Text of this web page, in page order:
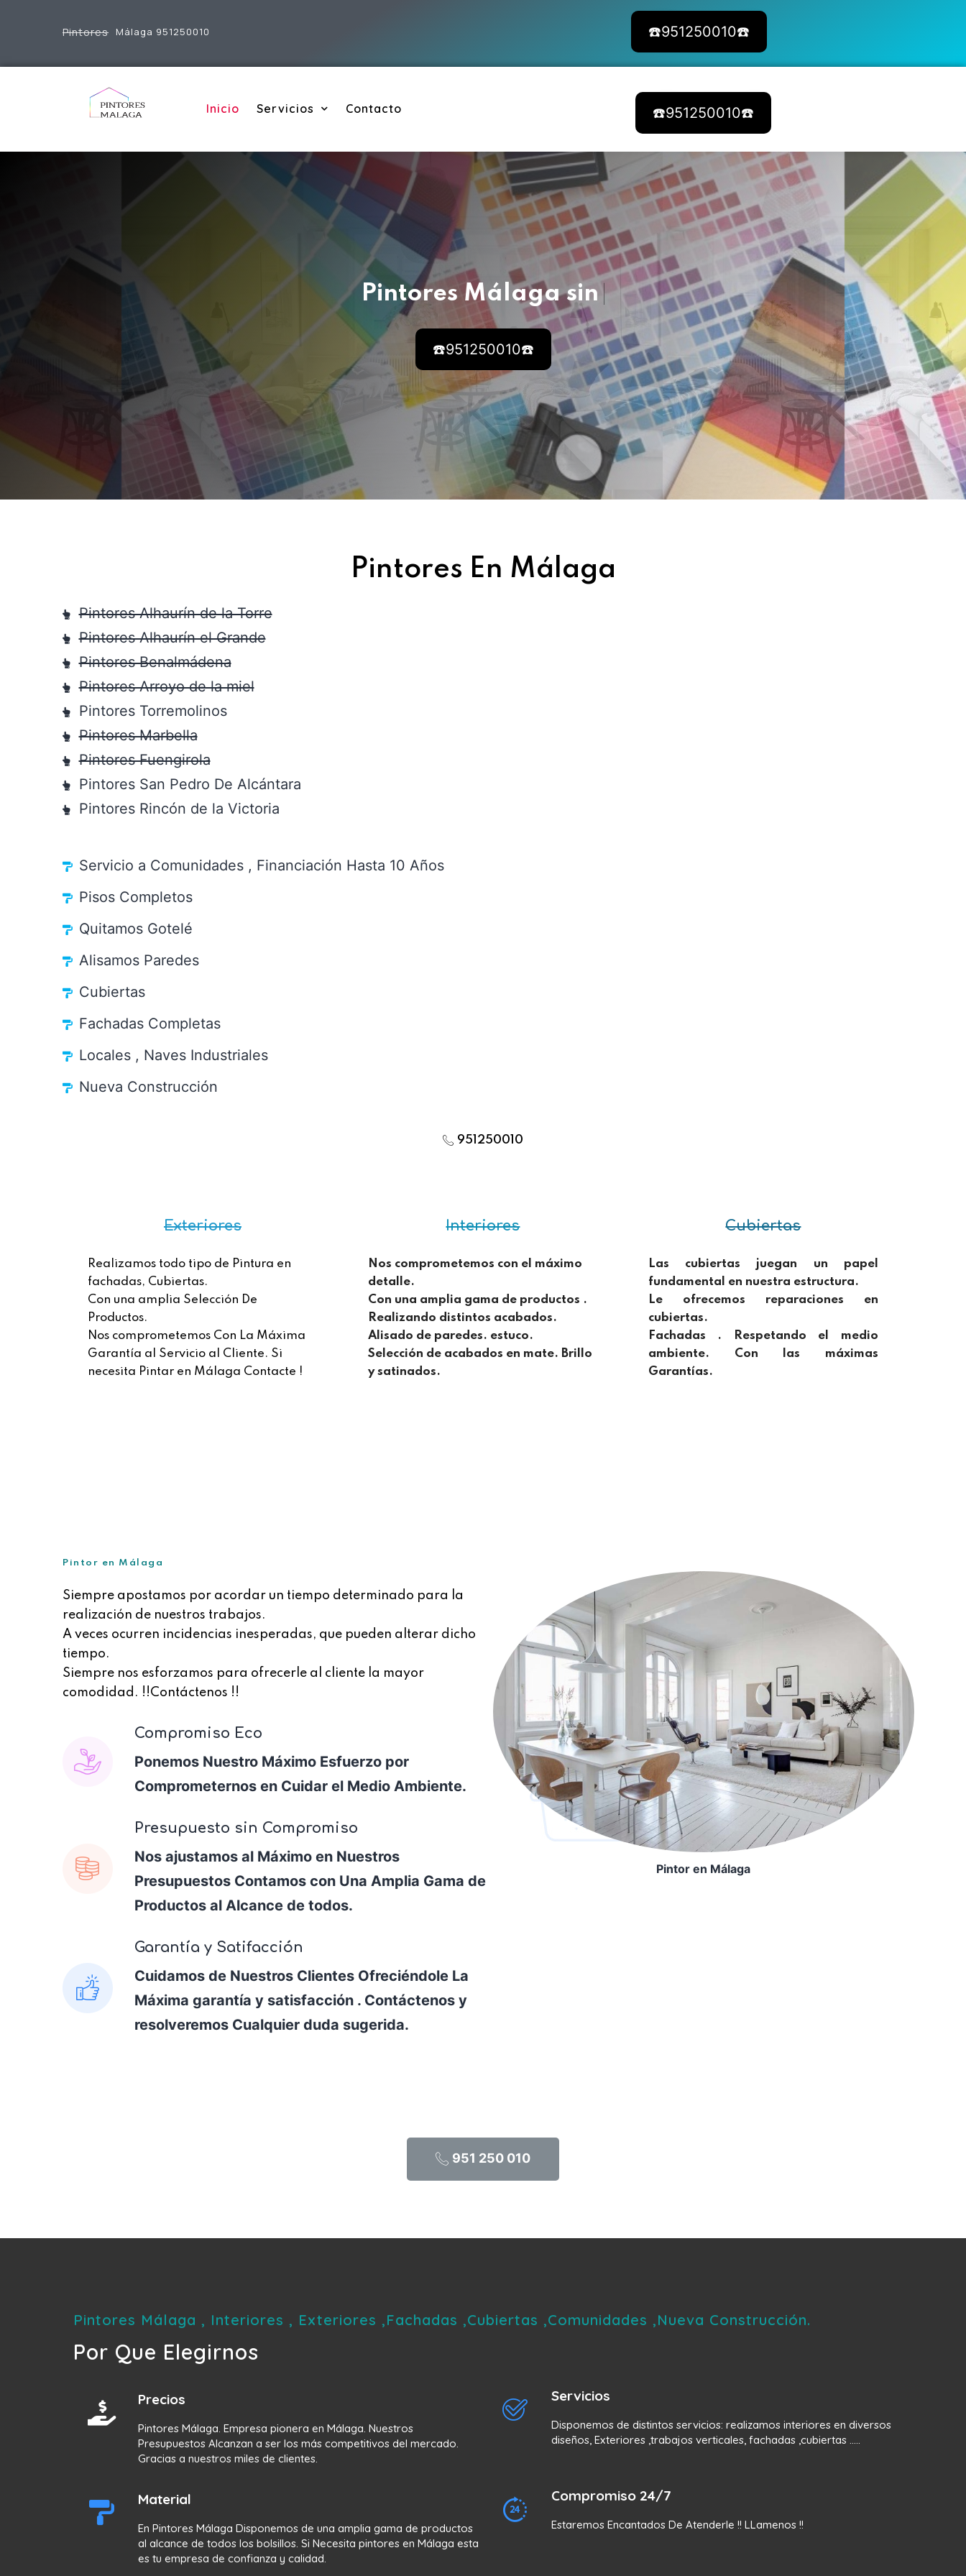
Pintores Málaga 951250010 ☎️951250010☎️
Inicio Servicios Contacto ☎️951250010☎️
Pintores Málaga sin
☎️951250010☎️
Pintores En Málaga
Pintores Alhaurín de la Torre
Pintores Alhaurín el Grande
Pintores Benalmádena
Pintores Arroyo de la miel
Pintores Torremolinos
Pintores Marbella
Pintores Fuengirola
Pintores San Pedro De Alcántara
Pintores Rincón de la Victoria
Servicio a Comunidades , Financiación Hasta 10 Años
Pisos Completos
Quitamos Gotelé
Alisamos Paredes
Cubiertas
Fachadas Completas
Locales , Naves Industriales
Nueva Construcción
951250010
Exteriores
Realizamos todo tipo de Pintura en
fachadas, Cubiertas.
Con una amplia Selección De
Productos.
Nos comprometemos Con La Máxima
Garantía al Servicio al Cliente. Si
necesita Pintar en Málaga Contacte !
Interiores
Nos comprometemos con el máximo
detalle.
Con una amplia gama de productos .
Realizando distintos acabados.
Alisado de paredes. estuco.
Selección de acabados en mate. Brillo
y satinados.
Cubiertas
Las cubiertas juegan un papel
fundamental en nuestra estructura.
Le ofrecemos reparaciones en
cubiertas.
Fachadas . Respetando el medio
ambiente. Con las máximas
Garantías.
Pintor en Málaga
Siempre apostamos por acordar un tiempo determinado para la
realización de nuestros trabajos.
A veces ocurren incidencias inesperadas, que pueden alterar dicho
tiempo.
Siempre nos esforzamos para ofrecerle al cliente la mayor
comodidad. !!Contáctenos !!
Compromiso Eco
Ponemos Nuestro Máximo Esfuerzo por
Comprometernos en Cuidar el Medio Ambiente.
Presupuesto sin Compromiso
Nos ajustamos al Máximo en Nuestros
Presupuestos Contamos con Una Amplia Gama de
Productos al Alcance de todos.
Garantía y Satifacción
Cuidamos de Nuestros Clientes Ofreciéndole La
Máxima garantía y satisfacción . Contáctenos y
resolveremos Cualquier duda sugerida.
Pintor en Málaga
951 250 010
Pintores Málaga , Interiores , Exteriores ,Fachadas ,Cubiertas ,Comunidades ,Nueva Construcción.
Por Que Elegirnos
Precios
Pintores Málaga. Empresa pionera en Málaga. Nuestros
Presupuestos Alcanzan a ser los más competitivos del mercado.
Gracias a nuestros miles de clientes.
Servicios
Disponemos de distintos servicios: realizamos interiores en diversos
diseños, Exteriores ,trabajos verticales, fachadas ,cubiertas .....
Material
En Pintores Málaga Disponemos de una amplia gama de productos
al alcance de todos los bolsillos. Si Necesita pintores en Málaga esta
es tu empresa de confianza y calidad.
Compromiso 24/7
Estaremos Encantados De Atenderle !! LLamenos !!